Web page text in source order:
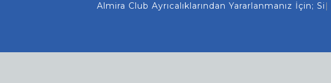
Almira Club Ayrıcalıklarından Yararlanmanız İçin; Sizi Ar